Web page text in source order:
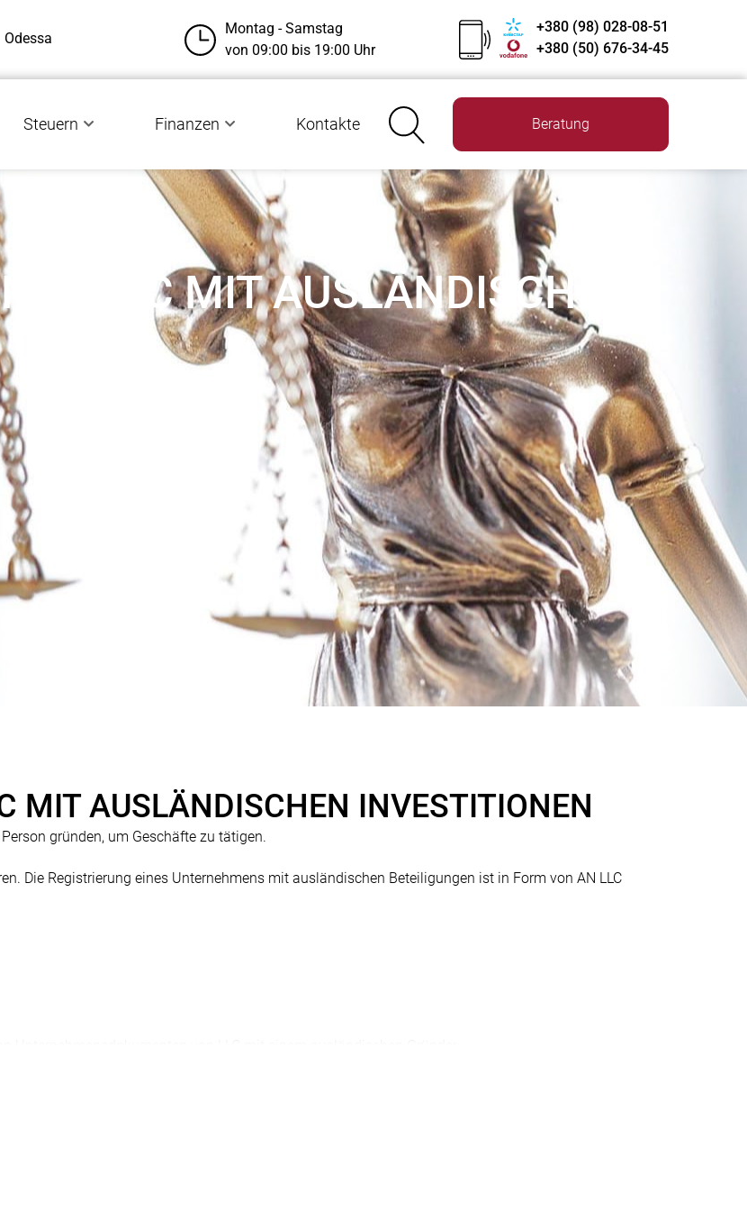
Odessa
Montag - Samstag
von 09:00 bis 19:00 Uhr
+380 (98) 028-08-51
+380 (50) 676-34-45
Steuern Finanzen Kontakte Beratung
LLC MIT AUSLÄNDISCHEN
MIT AUSLÄNDISCHEN INVESTITIONEN
gründen, um Geschäfte zu tätigen.
Die Registrierung eines Unternehmens mit ausländischen Beteiligungen ist in Form von AN LLC
(Industriebeschränkungen, Steuern, Zollvorteile);